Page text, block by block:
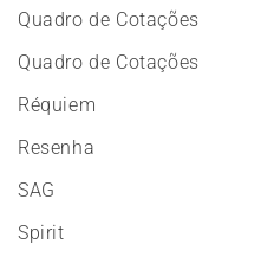
Quadro de Cotações
Quadro de Cotações
Réquiem
Resenha
SAG
Spirit